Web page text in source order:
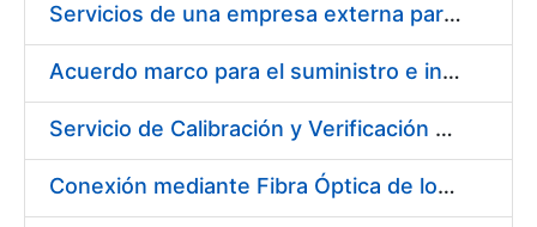
Servicios de una empresa externa para el asesoramiento y resolución de los recursos de alzada que se presentan relacionados con procesos de selección para la FNMT-RCM
Acuerdo marco para el suministro e instalación de persianas, estores y otros complementos
Servicio de Calibración y Verificación Externa de los Equipos de Medición del Servicio de Prevención de la FNMT-RCM
Conexión mediante Fibra Óptica de los Centros de Proceso de Datos (CPDs) de las sedes de la FNMT-RCM de Burgos y Madrid